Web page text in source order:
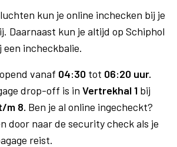
kun je online inchecken bij je
Daarnaast kun je altijd op Schiphol
incheckbalie.
vanaf 04:30 tot 06:20 uur.
drop-off is in Vertrekhal 1 bij
m 8. Ben je al online ingecheckt?
door naar de security check als je
reist.